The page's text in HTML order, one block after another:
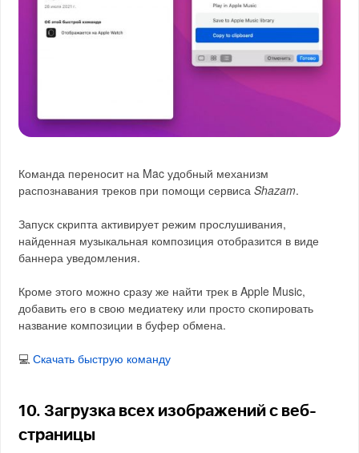
Команда переносит на Mac удобный механизм
распознавания треков при помощи сервисаShazam.
Запуск скрипта активирует режим прослушивания,
найденная музыкальная композиция отобразится в виде
баннера уведомления.
Кроме этого можно сразу же найти трек в Apple Music,
добавить его в свою медиатеку или просто скопировать
название композиции в буфер обмена.
💻Скачать быструю команду
10. Загрузка всех изображений с веб-
страницы